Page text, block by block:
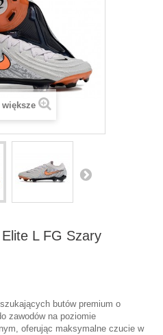
L FG Szary
butów premium o
zawodów na poziomie
oferując maksymalne czucie w